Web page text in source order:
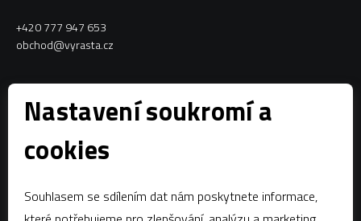
+420 777 947 653
obchod@vyrasta.cz
Kontakty
Spytihněv 145
Nastavení soukromí a
cookies
Souhlasem se sdílením dat nám poskytnete informace,